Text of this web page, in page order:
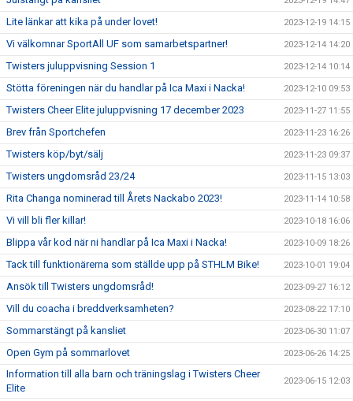
Lite länkar att kika på under lovet! 2023-12-19 14:15
Vi välkomnar SportAll UF som samarbetspartner! 2023-12-14 14:20
Twisters juluppvisning Session 1 2023-12-14 10:14
Stötta föreningen när du handlar på Ica Maxi i Nacka! 2023-12-10 09:53
Twisters Cheer Elite juluppvisning 17 december 2023 2023-11-27 11:55
Brev från Sportchefen 2023-11-23 16:26
Twisters köp/byt/sälj 2023-11-23 09:37
Twisters ungdomsråd 23/24 2023-11-15 13:03
Rita Changa nominerad till Årets Nackabo 2023! 2023-11-14 10:58
Vi vill bli fler killar! 2023-10-18 16:06
Blippa vår kod när ni handlar på Ica Maxi i Nacka! 2023-10-09 18:26
Tack till funktionärerna som ställde upp på STHLM Bike! 2023-10-01 19:04
Ansök till Twisters ungdomsråd! 2023-09-27 16:12
Vill du coacha i breddverksamheten? 2023-08-22 17:10
Sommarstängt på kansliet 2023-06-30 11:07
Open Gym på sommarlovet 2023-06-26 14:25
Information till alla barn och träningslag i Twisters Cheer
Elite
2023-06-15 12:03